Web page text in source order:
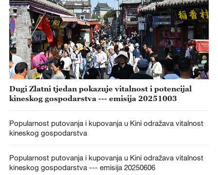
Dugi Zlatni tjedan pokazuje vitalnost i potencijal
kineskog gospodarstva --- emisija 20251003
Popularnost putovanja i kupovanja u Kini odražava vitalnost
kineskog gospodarstva
Popularnost putovanja i kupovanja u Kini odražava vitalnost
kineskog gospodarstva --- emisija 20250606